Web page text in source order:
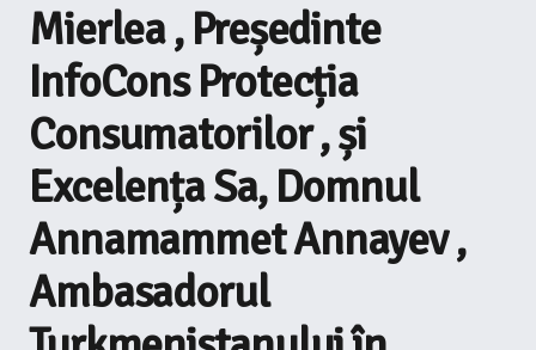
Mierlea , Președinte
InfoCons Protecția
Consumatorilor , și
Excelența Sa, Domnul
Annamammet Annayev ,
Ambasadorul